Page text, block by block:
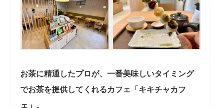
お茶に精通したプロが、一番美味しいタイミング
でお茶を提供してくれるカフェ「キキチャカフ
ェ」。